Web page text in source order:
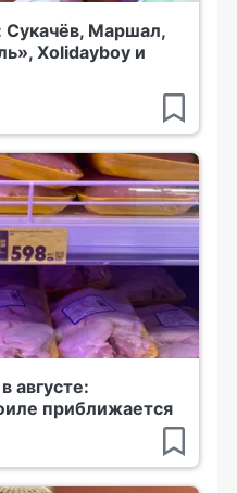
Сукачёв, Маршал,
Xolidayboy и
августе:
приближается